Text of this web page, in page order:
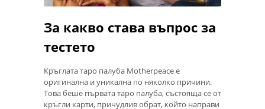
За какво става въпрос за
тестето
Кръглата таро палуба Motherpeace е
оригинална и уникална по няколко причини.
Това беше първата таро палуба, състояща се от
кръгли карти, причудлив обрат, който направи